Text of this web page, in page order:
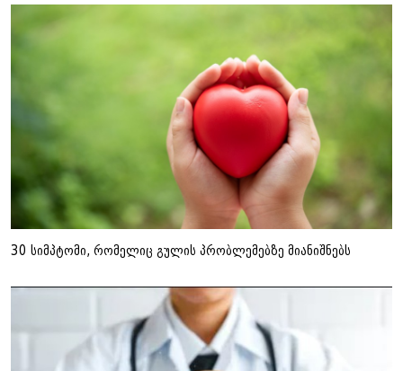
30 სიმპტომი, რომელიც გულის პრობლემებზე მიანიშნებს